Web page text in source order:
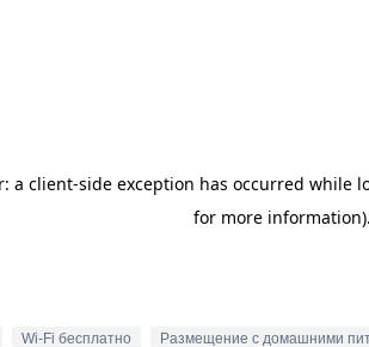
Wi-Fi бесплатно Размещение с домашними